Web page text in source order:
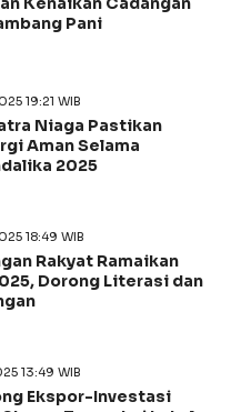
Pani
19:21 WIB
Niaga Pastikan
Aman Selama
2025
18:49 WIB
Rakyat Ramaikan
Dorong Literasi dan
13:49 WIB
Ekspor-Investasi